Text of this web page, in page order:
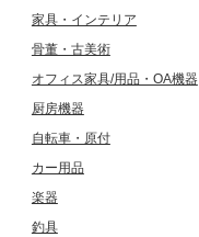
家具・インテリア
骨董・古美術
オフィス家具/用品・OA機器
厨房機器
自転車・原付
カー用品
楽器
釣具